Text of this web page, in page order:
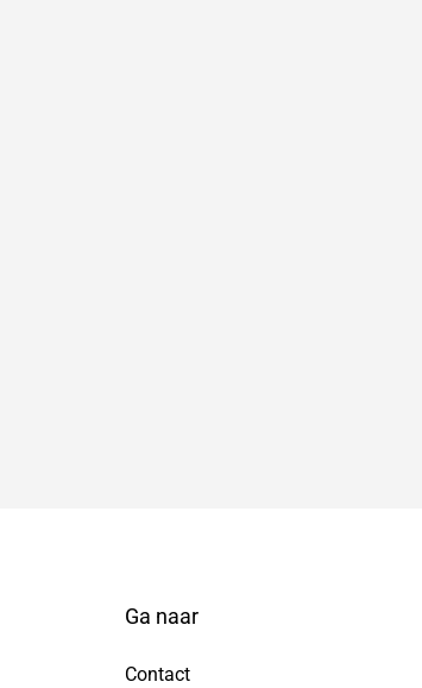
Ga naar
Contact